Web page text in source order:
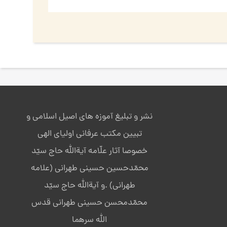
نشر و تبلیغ آموزه های اصیل اسلامی و
تبیین مکتب عرفانی اولیای الهی
خصوصا آثار علّامه آیةالله حاج سیّد
محمّدحسین حسینی طهرانی (علامه
طهرانی) .و آیةالله حاج سیّد
محمّدمحسن حسینی طهرانی قدس
الله سرهما